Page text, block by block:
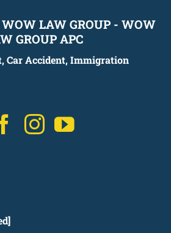
LAW GROUP - WOW
GROUP APC
Car Accident, Immigration